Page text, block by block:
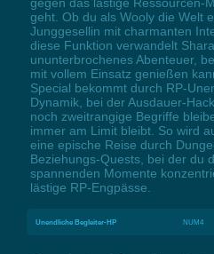
gegen das lästige Ressourcen-
geht. Ob du als Wooly die Welt
Junggesellin mit charmanten
diese Funktion verwandelt
ununterbrochenes Abenteuer,
mit vollem Einsatz genießen
Special bekommt durch RP-
Dynamik, bei der Ausdauer-
noch zweitrangige Begriffe
immer am Limit bleibt. So wird
eine epische Reise durch
Beziehungs-Quests, bei der du
spannenden Momente
lästige RP-Engpässe.
Unendliche Begleiter-HP NUM4